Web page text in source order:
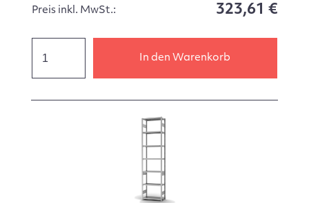
Preis inkl. MwSt.:
323,61 €
In den Warenkorb